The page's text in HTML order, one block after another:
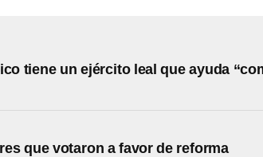
tiene un ejército leal que ayuda
que votaron a favor de reforma